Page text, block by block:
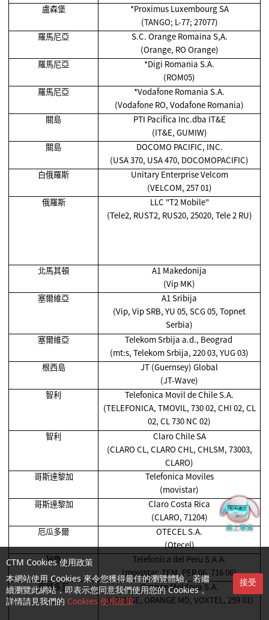
盧森堡
*Proximus Luxembourg SA
(TANGO; L-77; 27077)
羅馬尼亞
S.C. Orange Romaina S,A.
(Orange, RO Orange)
羅馬尼亞
*Digi Romania S.A.
(ROM05)
羅馬尼亞
*Vodafone Romania S.A.
(Vodafone RO, Vodafone Romania)
關島
PTI Pacifica Inc.dba IT&E
(IT&E, GUMIW)
關島
DOCOMO PACIFIC, INC.
(USA 370, USA 470, DOCOMOPACIFIC)
白俄羅斯
Unitary Enterprise Velcom
(VELCOM, 257 01)
俄羅斯
LLC "T2 Mobile"
(Tele2, RUST2, RUS20, 25020, Tele 2 RU)
北馬其頓
A1 Makedonija
(Vip MK)
塞爾維亞
A1 Sribija
(Vip, Vip SRB, YU 05, SCG 05, Topnet
Serbia)
塞爾維亞
Telekom Srbija a.d., Beograd
(mt:s, Telekom Srbija, 220 03, YUG 03)
根西島
JT (Guernsey) Global
(JT-Wave)
智利
Telefonica Movil de Chile S.A.
(TELEFONICA, TMOVIL, 730 02, CHI 02, CL
02, CL 730 NC 02)
智利
Claro Chile SA
(CLARO CL, CLARO CHL, CHLSM, 73003,
CLARO)
哥斯達黎加
Telefonica Moviles
(movistar)
哥斯達黎加
Claro Costa Rica
(CLARO, 71204)
厄瓜多爾
OTECEL S.A.
(Otecel)
秘魯
Telefonica del Peru S.A.A.
(movistar, TEM, PER 06, 716 06)
摩爾多瓦
Orange Moldova S.A.
(ORANGE, ORANGE MD, VOXTEL, 259 01)
CTM Cookies 使用政策
本網站使用 Cookies 來令您獲得最佳的瀏覽體驗。若繼
續瀏覽此網站，即表示您同意我們使用您的 Cookies 。
詳情請見我們的 Cookies 使用政策
接受